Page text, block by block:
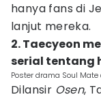
hanya fans di
lanjut mereka.
2. Taecyeon
serial tentang
Poster drama Soul
Dilansir Osen,